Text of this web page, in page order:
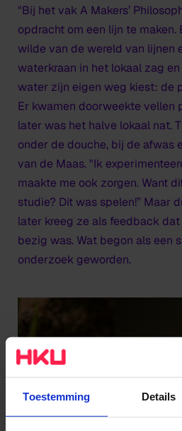
Toestemming Details
"Bij het vak A Makers’
opdracht om een lijn te
wilde van de wereld van lijnen
waterkraan in het lokaal zag
water zijn eigen weg kiest: de
Er kwamen doorweekte vellen
later was het halve lokaal nat.
onder de douche, bij de afwas
van de Maas. "Ik
maakte me ook zorgen. Want
studie? Dit was spelen!” Maar
later kreeg ze als feedback
bezig was. Wat begon als een
onderzoek geworden.